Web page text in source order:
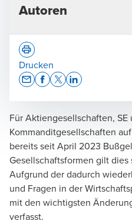
Für Aktiengesellschaften, SE
Kommanditgesellschaften
bereits seit April 2023
Gesellschaftsformen gilt
Aufgrund der dadurch
und Fragen in der
mit den wichtigsten
verfasst.
Autoren
Henning Overkamp
Rechtsanwalt,
Legal
Drucken